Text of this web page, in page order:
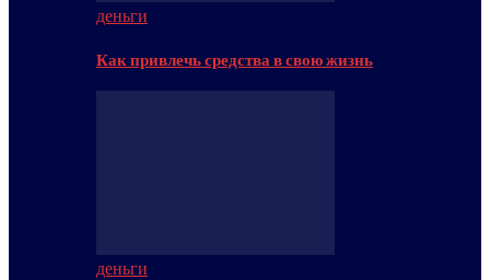
деньги
Как привлечь средства в свою жизнь
деньги